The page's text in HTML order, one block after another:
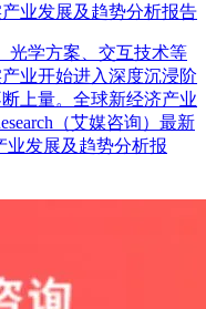
业发展及趋势分析报告
光学方案、交互技术等
业开始进入深度沉浸阶
上量。全球新经济产业
（艾媒咨询）最新
业发展及趋势分析报